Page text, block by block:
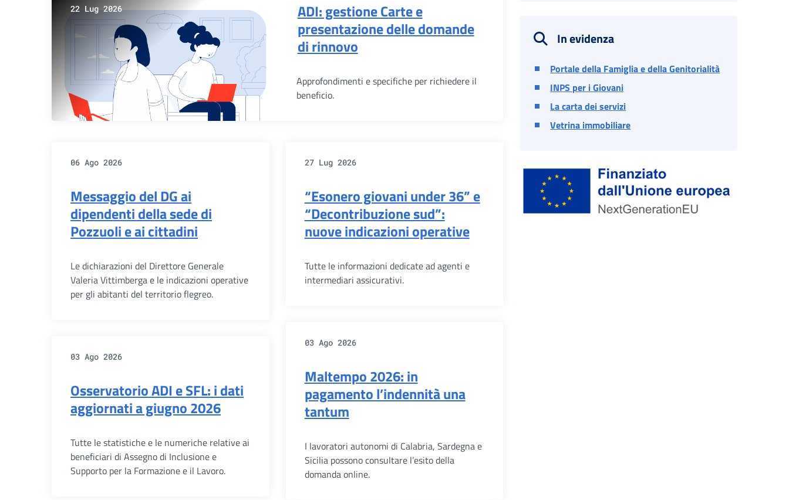
22 Lug 2026
ADI: gestione Carte e
presentazione delle domande
di rinnovo
Approfondimenti e specifiche per richiedere il
beneficio.
06 Ago 2026
Messaggio del DG ai
dipendenti della sede di
Pozzuoli e ai cittadini
Le dichiarazioni del Direttore Generale
Valeria Vittimberga e le indicazioni operative
per gli abitanti del territorio flegreo.
27 Lug 2026
“Esonero giovani under 36” e
“Decontribuzione sud”:
nuove indicazioni operative
Tutte le informazioni dedicate ad agenti e
intermediari assicurativi.
03 Ago 2026
Osservatorio ADI e SFL: i dati
aggiornati a giugno 2026
Tutte le statistiche e le numeriche relative ai
beneficiari di Assegno di Inclusione e
Supporto per la Formazione e il Lavoro.
03 Ago 2026
Maltempo 2026: in
pagamento l’indennità una
tantum
I lavoratori autonomi di Calabria, Sardegna e
Sicilia possono consultare l’esito della
domanda online.
In evidenza
Portale della Famiglia e della Genitorialità
INPS per i Giovani
La carta dei servizi
Vetrina immobiliare